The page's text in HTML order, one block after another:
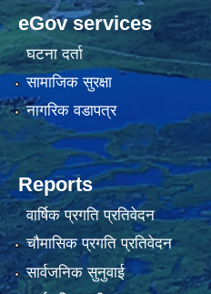
eGov services
घटना दर्ता
सामाजिक सुरक्षा
नागरिक वडापत्र
Reports
वार्षिक प्रगति प्रतिवेदन
चौमासिक प्रगति प्रतिवेदन
सार्वजनिक सुनुवाई